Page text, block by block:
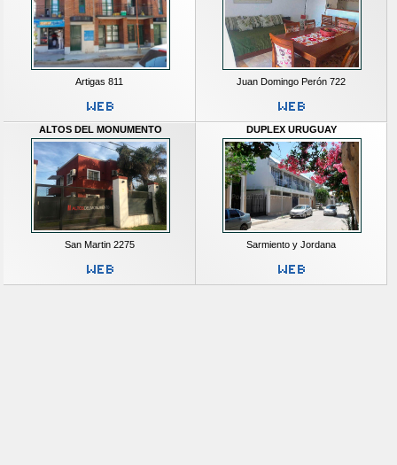
Artigas 811 Juan Domingo Perón 722
ALTOS DEL MONUMENTO
San Martin 2275
DUPLEX URUGUAY
Sarmiento y Jordana